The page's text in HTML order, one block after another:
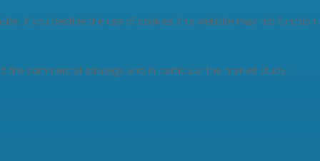
If you decline the use of cookies, this website may not function
the commercial strategy and in particular the market study.